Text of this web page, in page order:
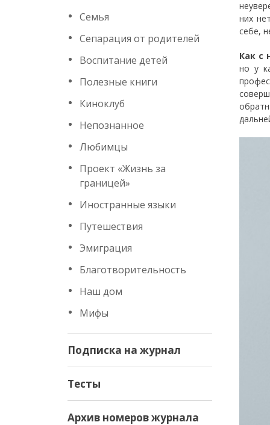
Семья
Сепарация от родителей
Воспитание детей
Полезные книги
Киноклуб
Непознанное
Любимцы
Проект «Жизнь за
границей»
Иностранные языки
Путешествия
Эмиграция
Благотворительность
Наш дом
Мифы
Подписка на журнал
Тесты
Архив номеров журнала
них
себе,
Как с
но у